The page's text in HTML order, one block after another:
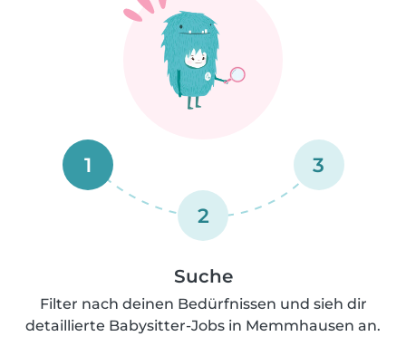
1
2
3
Suche
Filter nach deinen Bedürfnissen und sieh dir
detaillierte Babysitter-Jobs in Memmhausen an.